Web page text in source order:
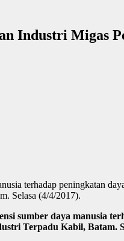
Industri Migas
terhadap peningkatan
Selasa (4/4/2017).
sumber daya manusia
Terpadu Kabil, Batam.